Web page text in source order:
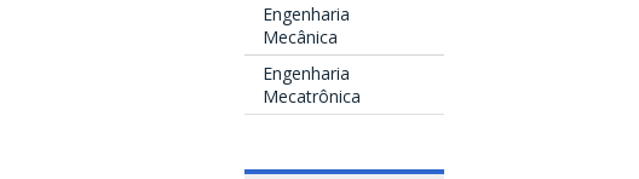
Engenharia
Mecânica
Engenharia
Mecatrônica